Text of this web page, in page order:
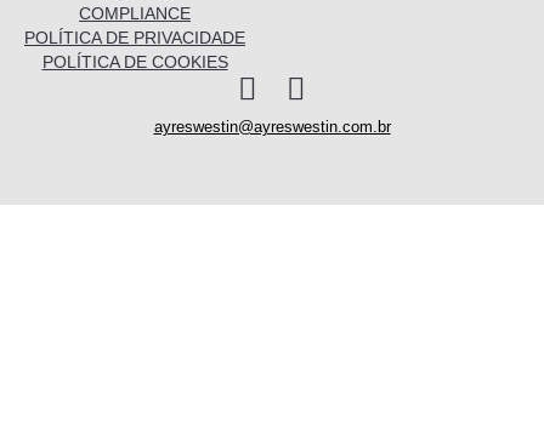
COMPLIANCE
POLÍTICA DE PRIVACIDADE
POLÍTICA DE COOKIES
I
n
a
L
i
e
ayreswestin@ayreswestin.com.br